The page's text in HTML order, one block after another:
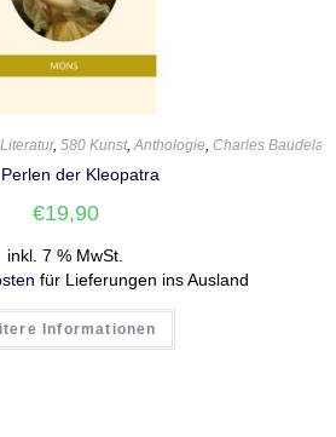
,580 Kunst,Anthologie,Charles
der Kleopatra
€19,90
inkl. 7 % MwSt.
für Lieferungen ins Ausland
Informationen